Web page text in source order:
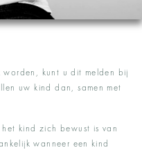
kunt u dit melden bij
uw kind dan, samen met
kind zich bewust is van
wanneer een kind